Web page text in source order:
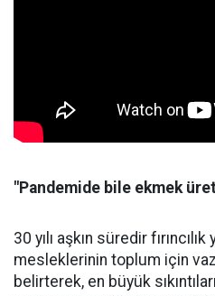
"Pandemide bile ekmek
30 yılı aşkın süredir
mesleklerinin toplum için
belirterek, en büyük